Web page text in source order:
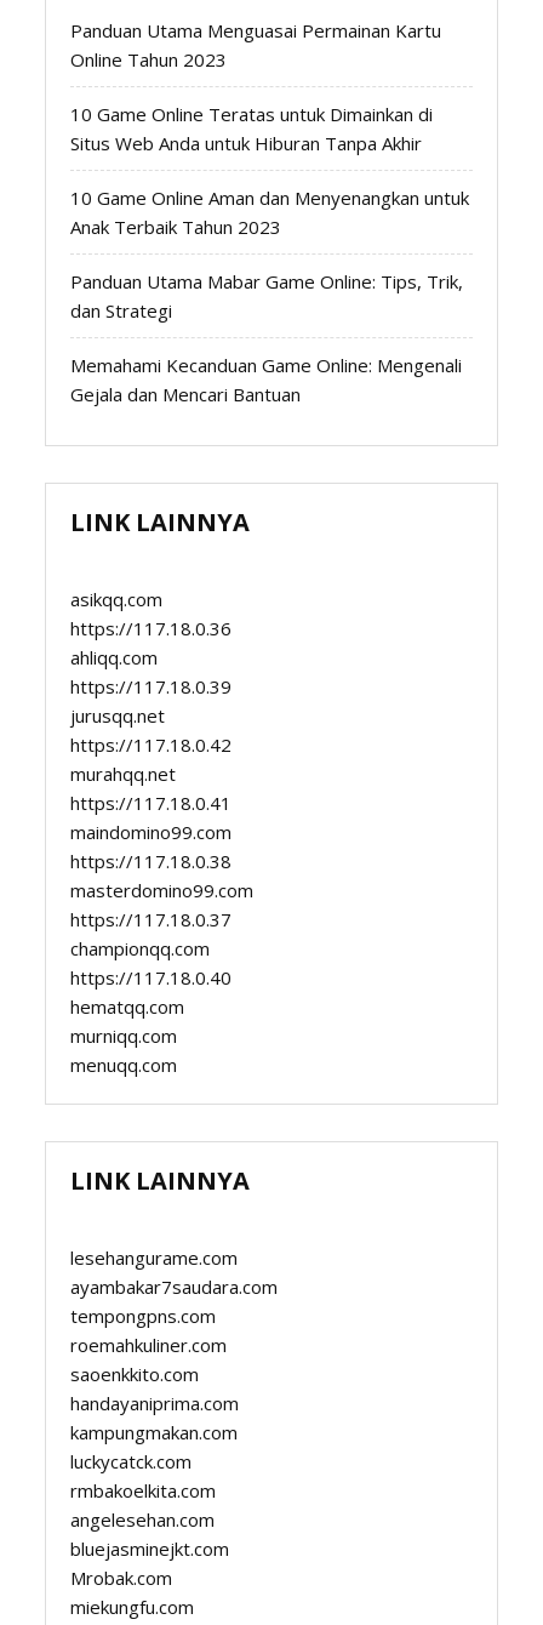
Panduan Utama Menguasai Permainan Kartu
Online Tahun 2023
10 Game Online Teratas untuk Dimainkan di
Situs Web Anda untuk Hiburan Tanpa Akhir
10 Game Online Aman dan Menyenangkan untuk
Anak Terbaik Tahun 2023
Panduan Utama Mabar Game Online: Tips, Trik,
dan Strategi
Memahami Kecanduan Game Online: Mengenali
Gejala dan Mencari Bantuan
LINK LAINNYA
asikqq.com
https://117.18.0.36
ahliqq.com
https://117.18.0.39
jurusqq.net
https://117.18.0.42
murahqq.net
https://117.18.0.41
maindomino99.com
https://117.18.0.38
masterdomino99.com
https://117.18.0.37
championqq.com
https://117.18.0.40
hematqq.com
murniqq.com
menuqq.com
LINK LAINNYA
lesehangurame.com
ayambakar7saudara.com
tempongpns.com
roemahkuliner.com
saoenkkito.com
handayaniprima.com
kampungmakan.com
luckycatck.com
rmbakoelkita.com
angelesehan.com
bluejasminejkt.com
Mrobak.com
miekungfu.com